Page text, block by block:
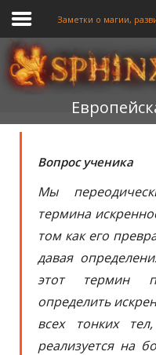
ГЛАВНАЯ
ОБУЧЕНИЕ
ФОРУМ
ПОДАТЬ ЗАЯВКУ
Заметки о магии,
Вопрос ученика
Мы
термина
том как его
давая
этот термин
определить
всех тонких
реализуется на